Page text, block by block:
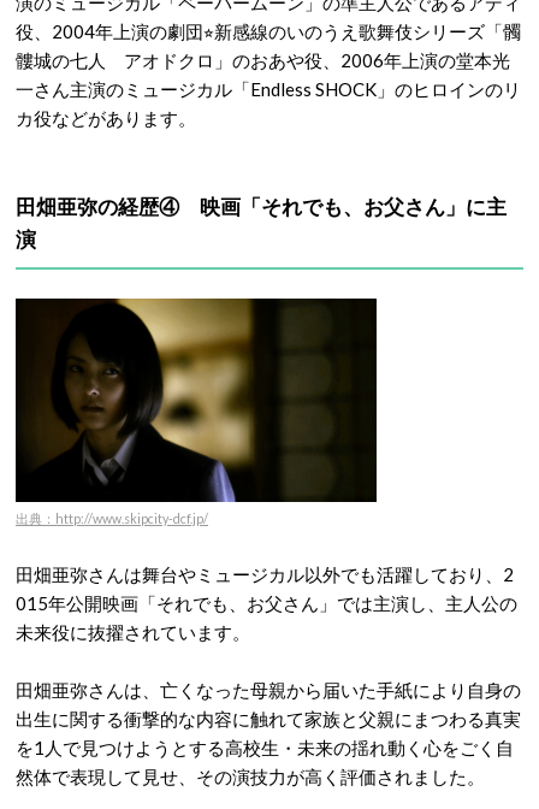
役、2004年上演の劇団⭐︎新感線のいのうえ歌舞伎シリーズ「髑
髏城の七人 アオドクロ」のおあや役、2006年上演の堂本光
一さん主演のミュージカル「Endless SHOCK」のヒロインのリ
カ役などがあります。
田畑亜弥の経歴④ 映画「それでも、お父さん」に主
演
出典：http://www.skipcity-dcf.jp/
田畑亜弥さんは舞台やミュージカル以外でも活躍しており、2
015年公開映画「それでも、お父さん」では主演し、主人公の
未来役に抜擢されています。
田畑亜弥さんは、亡くなった母親から届いた手紙により自身の
出生に関する衝撃的な内容に触れて家族と父親にまつわる真実
を1人で見つけようとする高校生・未来の揺れ動く心をごく自
然体で表現して見せ、その演技力が高く評価されました。